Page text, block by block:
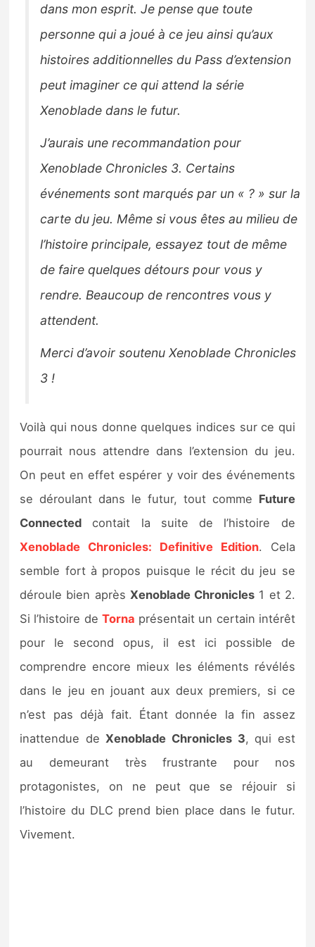
dans mon esprit. Je pense que toute
personne qui a joué à ce jeu ainsi qu’aux
histoires additionnelles du Pass d’extension
peut imaginer ce qui attend la série
Xenoblade dans le futur.
J’aurais une recommandation pour
Xenoblade Chronicles 3. Certains
événements sont marqués par un « ? » sur la
carte du jeu. Même si vous êtes au milieu de
l’histoire principale, essayez tout de même
de faire quelques détours pour vous y
rendre. Beaucoup de rencontres vous y
attendent.
Merci d’avoir soutenu Xenoblade Chronicles
3 !
Voilà qui nous donne quelques indices sur ce qui
pourrait nous attendre dans l’extension du jeu.
On peut en effet espérer y voir des événements
se déroulant dans le futur, tout comme Future
Connected contait la suite de l’histoire de
Xenoblade Chronicles: Definitive Edition. Cela
semble fort à propos puisque le récit du jeu se
déroule bien après Xenoblade Chronicles 1 et 2.
Si l’histoire de Torna présentait un certain intérêt
pour le second opus, il est ici possible de
comprendre encore mieux les éléments révélés
dans le jeu en jouant aux deux premiers, si ce
n’est pas déjà fait. Étant donnée la fin assez
inattendue deXenoblade Chronicles 3, qui est
au demeurant très frustrante pour nos
protagonistes, on ne peut que se réjouir si
l’histoire du DLC prend bien place dans le futur.
Vivement.